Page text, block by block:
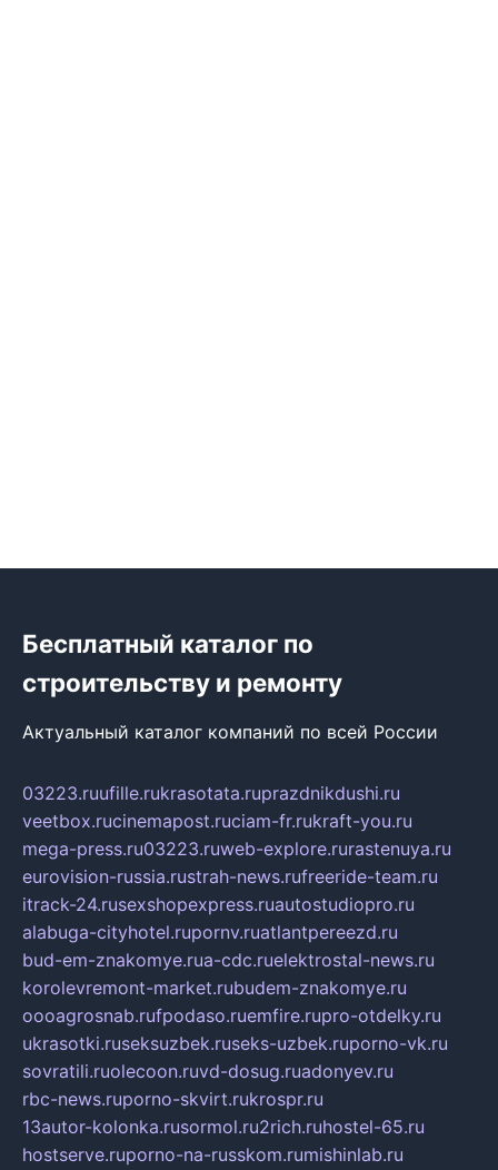
Бесплатный каталог по
строительству и ремонту
Актуальный каталог компаний по всей России
03223.ruufille.rukrasotata.ruprazdnikdushi.ru
veetbox.rucinemapost.ruciam-fr.rukraft-you.ru
mega-press.ru03223.ruweb-explore.rurastenuya.ru
eurovision-russia.rustrah-news.rufreeride-team.ru
itrack-24.rusexshopexpress.ruautostudiopro.ru
alabuga-cityhotel.rupornv.ruatlantpereezd.ru
bud-em-znakomye.rua-cdc.ruelektrostal-news.ru
korolevremont-market.rubudem-znakomye.ru
oooagrosnab.rufpodaso.ruemfire.rupro-otdelky.ru
ukrasotki.ruseksuzbek.ruseks-uzbek.ruporno-vk.ru
sovratili.ruolecoon.ruvd-dosug.ruadonyev.ru
rbc-news.ruporno-skvirt.rukrospr.ru
13autor-kolonka.rusormol.ru2rich.ruhostel-65.ru
hostserve.ruporno-na-russkom.rumishinlab.ru